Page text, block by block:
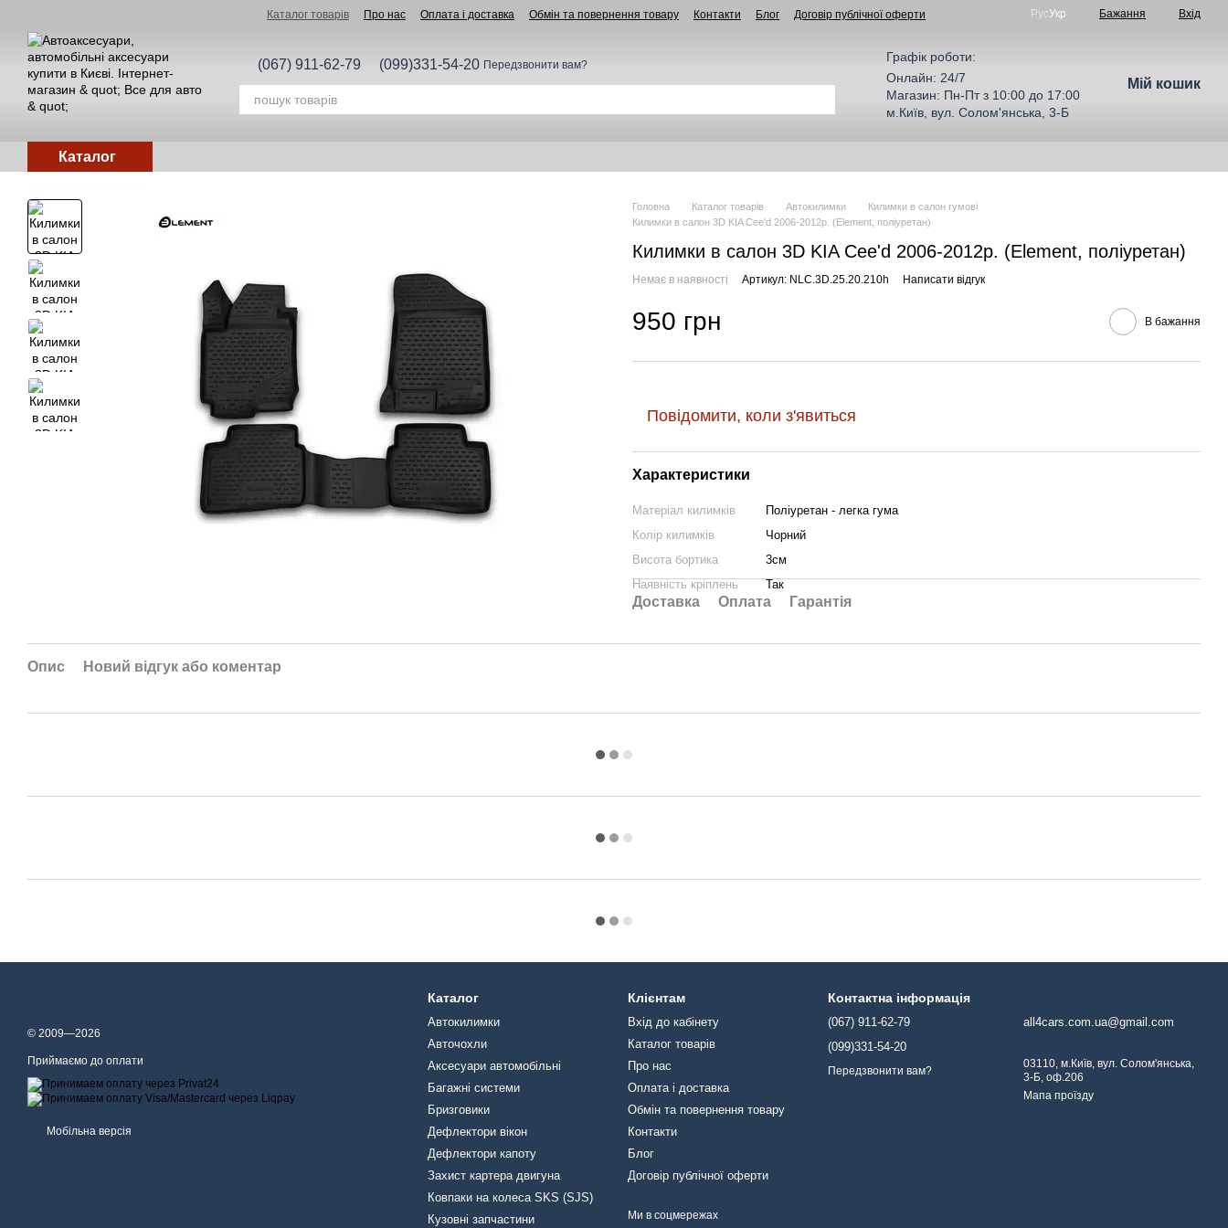
Каталог товарів Про нас Оплата і доставка Обмін та повернення товару Контакти Блог Договір публічної оферти РусУкр Бажання Вхід
(067) 911-62-79 (099)331-54-20 Передзвонити вам?
Графік роботи:
Онлайн: 24/7
Магазин: Пн-Пт з 10:00 до 17:00
м.Київ, вул. Солом'янська, 3-Б
Мій кошик
Каталог
Головна Каталог товарів Автокилимки
Килимки в салон гумові
Килимки в салон 3D KIA Cee'd 2006-2012р. (Element, поліуретан)
Килимки в салон 3D KIA Cee'd 2006-2012р. (Element, поліуретан)
Немає в наявності Артикул: NLC.3D.25.20.210h Написати відгук
950 грн В бажання
Повідомити, коли з'явиться
Характеристики
Матеріал килимків
Поліуретан - легка гума
Колір килимків
Чорний
Висота бортика
3см
Наявність кріплень
Так
Доставка Оплата Гарантія
Опис Новий відгук або коментар
© 2009—2026
Приймаємо до оплати
Мобільна версія
Каталог
Автокилимки
Авточохли
Аксесуари автомобільні
Багажні системи
Бризговики
Дефлектори вікон
Дефлектори капоту
Захист картера двигуна
Ковпаки на колеса SKS (SJS)
Кузовні запчастини
Клієнтам
Вхід до кабінету
Каталог товарів
Про нас
Оплата і доставка
Обмін та повернення товару
Контакти
Блог
Договір публічної оферти
Ми в соцмережах
Контактна інформація
(067) 911-62-79
(099)331-54-20
Передзвонити вам?
all4cars.com.ua@gmail.com
03110, м.Київ, вул. Солом'янська,
3-Б, оф.206
Мапа проїзду